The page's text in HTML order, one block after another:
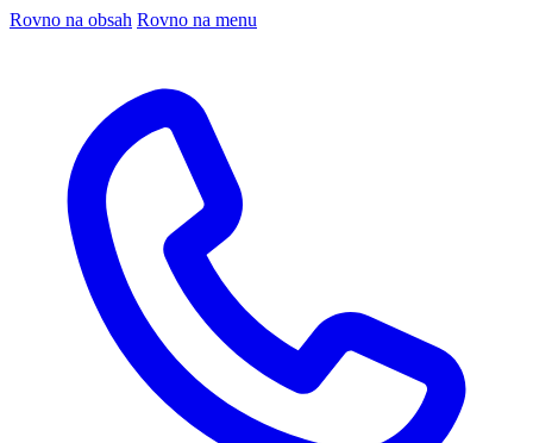
Rovno na obsah Rovno na menu